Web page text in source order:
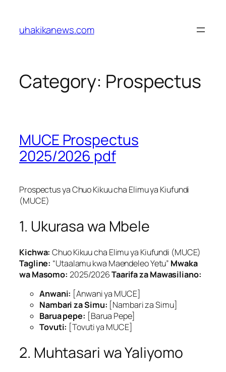
content
uhakikanews.com
Category: Prospectus
MUCE Prospectus
2025/2026 pdf
Prospectus ya Chuo Kikuu cha Elimu ya Kiufundi
(MUCE)
1. Ukurasa wa Mbele
Kichwa: Chuo Kikuu cha Elimu ya Kiufundi (MUCE)
Tagline: “Utaalamu kwa Maendeleo Yetu” Mwaka
wa Masomo: 2025/2026Taarifa za Mawasiliano:
Anwani: [Anwani ya MUCE]
Nambari za Simu: [Nambari za Simu]
Barua pepe: [Barua Pepe]
Tovuti: [Tovuti ya MUCE]
2. Muhtasari wa Yaliyomo